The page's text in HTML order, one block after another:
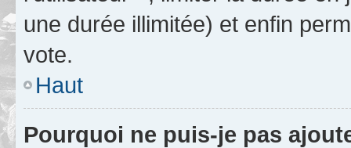
une durée illimitée) et enfin
vote.
Haut
Pourquoi ne puis-je pas